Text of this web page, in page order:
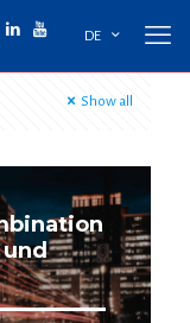
DE
Show all